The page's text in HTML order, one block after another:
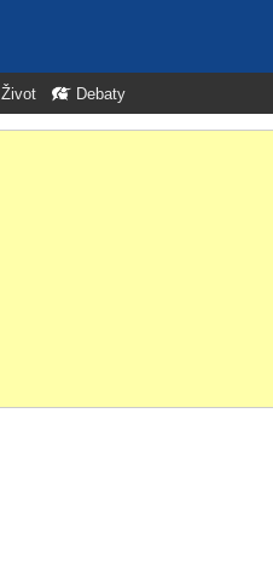
Život Debaty